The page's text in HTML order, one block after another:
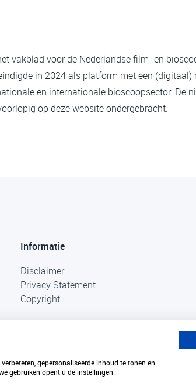
vakblad voor de Nederlandse film- en
in 2024 als platform met een
en internationale bioscoopsector. De
op deze website ondergebracht.
Informatie
Disclaimer
Privacy Statement
Copyright
gepersonaliseerde inhoud te tonen en
gebruiken opent u de instellingen.